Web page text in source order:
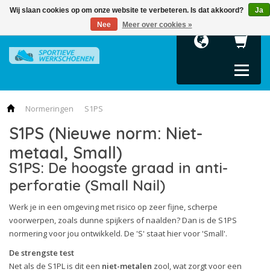
Terug
Werkschoenen
Werkschoenen
Terug
Werkschoenen
Werkschoenen
Werkschoenen
en accessoires
Terug
Kleding en
Inlegzolen
Terug
werkschoenen
Protect
Safety Motion
Safety Technics
Cloud
Protect
Protect
Caps Evo
Terug
Puma
Normeringen S1PS
S1PS (Nieuwe norm: Niet-
metaal, Small)
S1PS: De hoogste graad in anti-
perforatie (Small Nail)
Werk je in een omgeving met risico op zeer fijne, scherpe
voorwerpen, zoals dunne spijkers of naalden? Dan is de S1PS
normering voor jou ontwikkeld. De 'S' staat hier voor 'Small'.
De strengste test
Net als de S1PL is dit een niet-metalen zool, wat zorgt voor een
Wij slaan cookies op om onze website te verbeteren. Is dat akkoord?
Ja
Nee
Meer over cookies »